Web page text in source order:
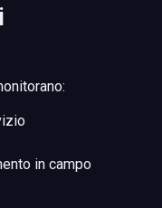
in campo